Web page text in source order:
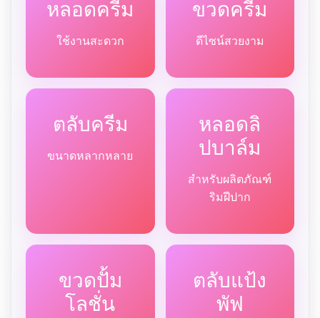
หลอดครีม
ใช้งานสะดวก
ขวดครีม
ดีไซน์สวยงาม
ตลับครีม
ขนาดหลากหลาย
หลอดลิ
ปบาล์ม
สำหรับผลิตภัณฑ์
ริมฝีปาก
ขวดปั้ม
โลชั่น
ตลับแป้ง
พัฟ